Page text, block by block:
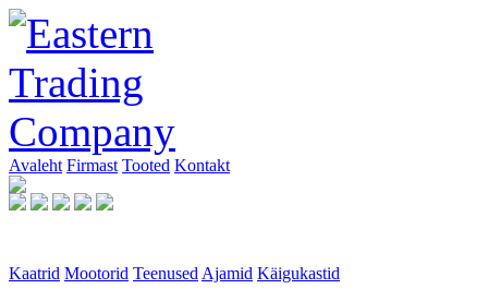
Avaleht Firmast Tooted Kontakt
Kaatrid Mootorid Teenused Ajamid Käigukastid